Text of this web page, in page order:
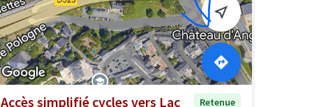
Accès simplifié cycles vers Lac
Retenue